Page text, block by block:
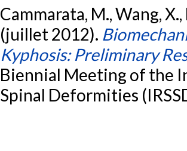
Cammarata, M., Wang,
(juillet 2012).
Kyphosis: Preliminary
Biennial Meeting of the
Spinal Deformities